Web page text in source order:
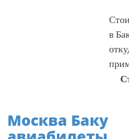
в
Москва Баку